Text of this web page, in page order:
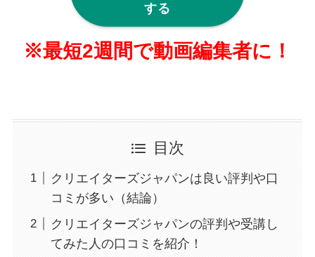
する
※最短2週間で動画編集者に！
目次
クリエイターズジャパンは良い評判や口
コミが多い（結論）
クリエイターズジャパンの評判や受講し
てみた人の口コミを紹介！